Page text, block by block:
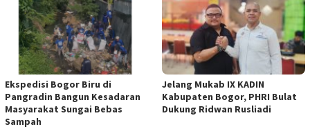
Ekspedisi Bogor Biru di
Pangradin Bangun Kesadaran
Masyarakat Sungai Bebas
Sampah
Jelang Mukab IX KADIN
Kabupaten Bogor, PHRI Bulat
Dukung Ridwan Rusliadi